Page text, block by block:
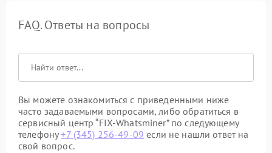
FAQ. Ответы на вопросы
Вы можете ознакомиться с приведенными ниже
часто задаваемыми вопросами, либо обратиться в
сервисный центр “FIX-Whatsminer” по следующему
телефону+7 (345) 256-49-09 если не нашли ответ на
свой вопрос.